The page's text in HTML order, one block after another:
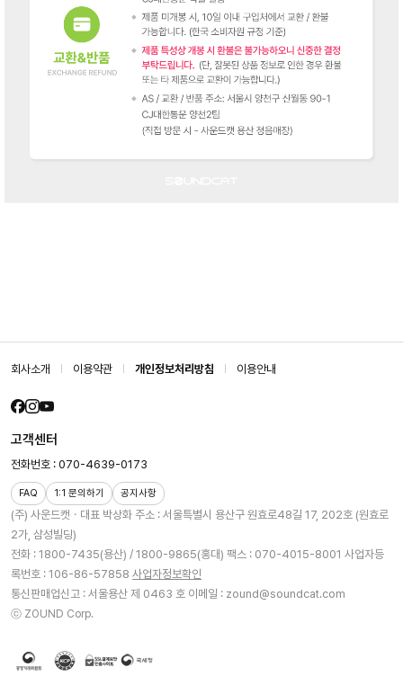
회사소개 이용약관 개인정보처리방침 이용안내
(주) 사운드캣ㆍ대표 박상화 주소 : 서울특별시 용산구 원효로48길 17, 202호 (원효로
2가, 삼성빌딩)
전화 : 1800-7435(용산) / 1800-9865(홍대) 팩스 : 070-4015-8001 사업자등
록번호 : 106-86-57858 사업자정보확인
통신판매업신고 : 서울용산 제 0463 호 이메일 : zound@soundcat.com
ⓒ ZOUND Corp.
고객센터
전화번호 : 070-4639-0173
FAQ 1:1 문의하기 공지사항